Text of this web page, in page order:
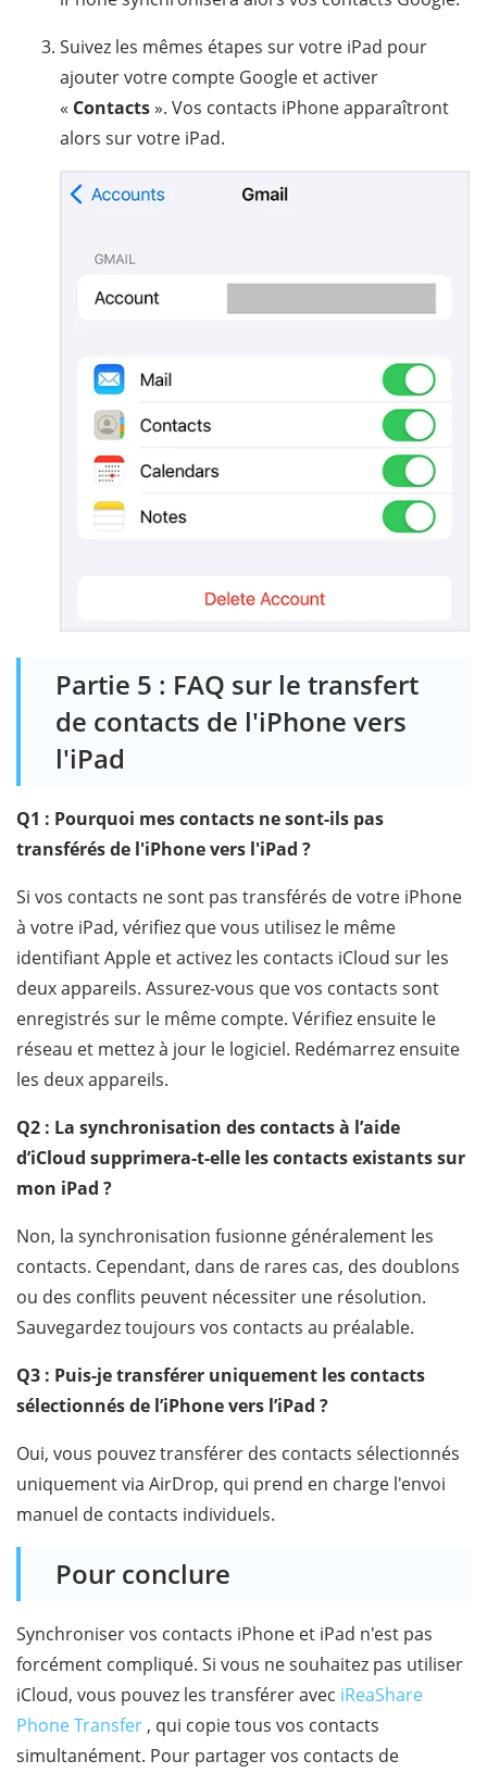
Suivez les mêmes étapes sur votre iPad pour
ajouter votre compte Google et activer
« Contacts». Vos contacts iPhone apparaîtront
alors sur votre iPad.
Partie 5 : FAQ sur le transfert
de contacts de l'iPhone vers
l'iPad
Q1 : Pourquoi mes contacts ne sont-ils pas
transférés de l'iPhone vers l'iPad ?
Si vos contacts ne sont pas transférés de votre iPhone
à votre iPad, vérifiez que vous utilisez le même
identifiant Apple et activez les contacts iCloud sur les
deux appareils. Assurez-vous que vos contacts sont
enregistrés sur le même compte. Vérifiez ensuite le
réseau et mettez à jour le logiciel. Redémarrez ensuite
les deux appareils.
Q2 : La synchronisation des contacts à l’aide
d’iCloud supprimera-t-elle les contacts existants sur
mon iPad ?
Non, la synchronisation fusionne généralement les
contacts. Cependant, dans de rares cas, des doublons
ou des conflits peuvent nécessiter une résolution.
Sauvegardez toujours vos contacts au préalable.
Q3 : Puis-je transférer uniquement les contacts
sélectionnés de l’iPhone vers l’iPad ?
Oui, vous pouvez transférer des contacts sélectionnés
uniquement via AirDrop, qui prend en charge l'envoi
manuel de contacts individuels.
Pour conclure
Synchroniser vos contacts iPhone et iPad n'est pas
forcément compliqué. Si vous ne souhaitez pas utiliser
iCloud, vous pouvez les transférer avec iReaShare
Phone Transfer , qui copie tous vos contacts
simultanément. Pour partager vos contacts de